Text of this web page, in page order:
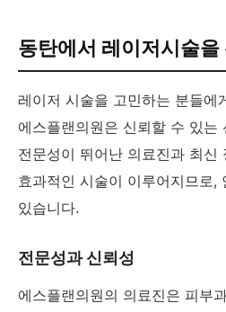
동탄에서 레이저시술
레이저 시술을 고민하는 분들에
에스플랜의원은 신뢰할 수 있는
전문성이 뛰어난 의료진과 최신
효과적인 시술이 이루어지므로,
있습니다.
전문성과 신뢰성
에스플랜의원의 의료진은 피부